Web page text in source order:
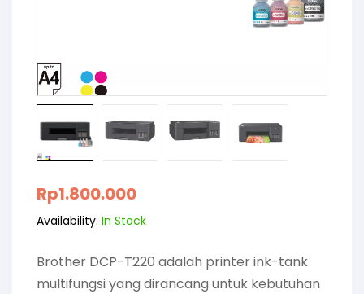
Rp1.800.000
Availability: In Stock
Brother DCP-T220 adalah printer ink-tank
multifungsi yang dirancang untuk kebutuhan